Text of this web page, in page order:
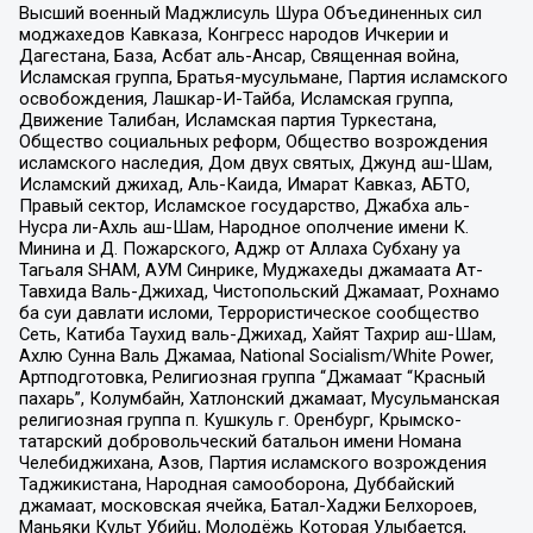
Высший военный Маджлисуль Шура Объединенных сил
моджахедов Кавказа, Конгресс народов Ичкерии и
Дагестана, База, Асбат аль-Ансар, Священная война,
Исламская группа, Братья-мусульмане, Партия исламского
освобождения, Лашкар-И-Тайба, Исламская группа,
Движение Талибан, Исламская партия Туркестана,
Общество социальных реформ, Общество возрождения
исламского наследия, Дом двух святых, Джунд аш-Шам,
Исламский джихад, Аль-Каида, Имарат Кавказ, АБТО,
Правый сектор, Исламское государство, Джабха аль-
Нусра ли-Ахль аш-Шам, Народное ополчение имени К.
Минина и Д. Пожарского, Аджр от Аллаха Субхану уа
Тагьаля SHAM, АУМ Синрике, Муджахеды джамаата Ат-
Тавхида Валь-Джихад, Чистопольский Джамаат, Рохнамо
ба суи давлати исломи, Террористическое сообщество
Сеть, Катиба Таухид валь-Джихад, Хайят Тахрир аш-Шам,
Ахлю Сунна Валь Джамаа, National Socialism/White Power,
Артподготовка, Религиозная группа “Джамаат “Красный
пахарь”, Колумбайн, Хатлонский джамаат, Мусульманская
религиозная группа п. Кушкуль г. Оренбург, Крымско-
татарский добровольческий батальон имени Номана
Челебиджихана, Азов, Партия исламского возрождения
Таджикистана, Народная самооборона, Дуббайский
джамаат, московская ячейка, Батал-Хаджи Белхороев,
Маньяки Культ Убийц, Молодёжь Которая Улыбается,